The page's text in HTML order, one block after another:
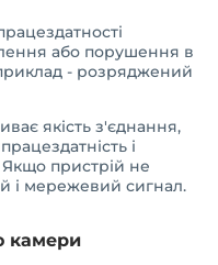
або порушення в
- розряджений
якість з'єднання,
і
Якщо пристрій не
і мережевий сигнал.
камери